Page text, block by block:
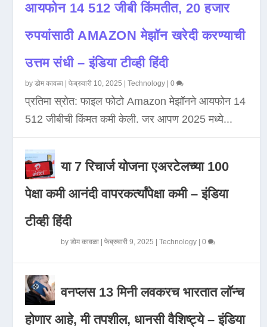
आयफोन 14 512 जीबी किंमतीत, 20 हजार
रुपयांसाठी AMAZON मेझॉन खरेदी करण्याची
उत्तम संधी – इंडिया टीव्ही हिंदी
byडोम कावळा |फेब्रुवारी 10, 2025 |Technology |0
प्रतिमा स्रोत: फाइल फोटो Amazon मेझॉनने आयफोन 14
512 जीबीची किंमत कमी केली. जर आपण 2025 मध्ये...
या 7 रिचार्ज योजना एअरटेलच्या 100
पेक्षा कमी आनंदी वापरकर्त्यांपेक्षा कमी – इंडिया
टीव्ही हिंदी
byडोम कावळा |फेब्रुवारी 9, 2025 |Technology |0
वनप्लस 13 मिनी लवकरच भारतात लॉन्च
होणार आहे, मी तपशील, धानसी वैशिष्ट्ये – इंडिया